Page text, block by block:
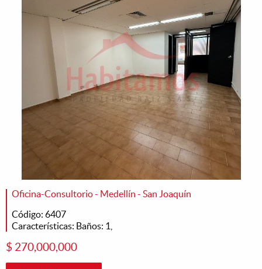
Oficina-Consultorio - Medellín - San Joaquín
Código: 6407
Características: Baños: 1,
$ 270,000,000